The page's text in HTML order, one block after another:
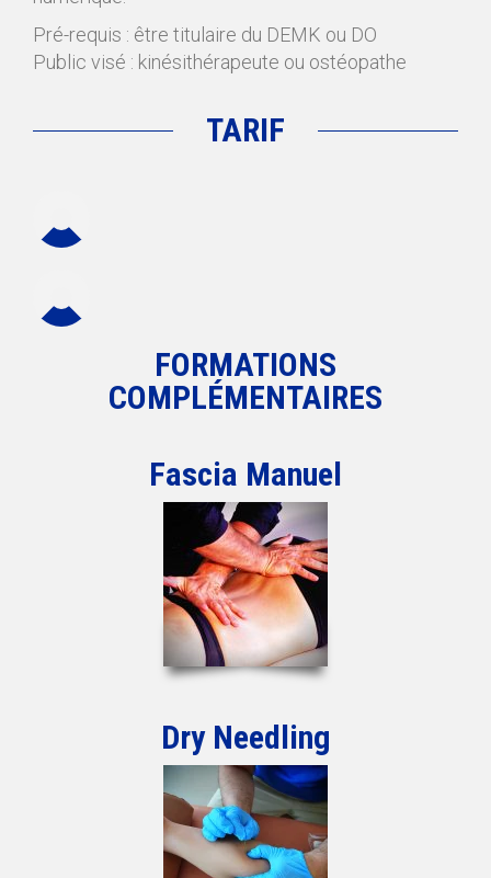
Pré-requis : être titulaire du DEMK ou DO
Public visé : kinésithérapeute ou ostéopathe
TARIF
FORMATIONS
COMPLÉMENTAIRES
Fascia Manuel
Dry Needling